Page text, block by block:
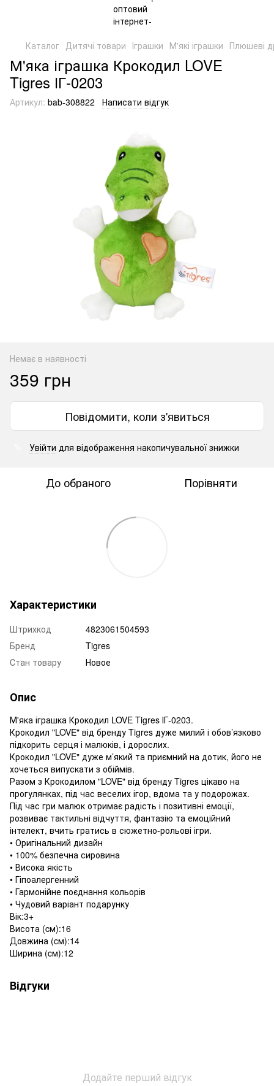
Каталог Дитячі товари Іграшки М'які іграшки Плюшеві
М'яка іграшка Крокодил LOVE
Tigres ІГ-0203
Артикул: bab-308822 Написати відгук
Немає в наявності
359 грн
Повідомити, коли з'явиться
Увійти для відображення накопичувальної знижки
До обраного Порівняти
Характеристики
Штрихкод
4823061504593
Бренд
Tigres
Стан товару
Новое
Опис
М'яка іграшка Крокодил LOVE Tigres ІГ-0203.
Крокодил "LOVE" від бренду Tigres дуже милий і обов’язково
підкорить серця і малюків, і дорослих.
Крокодил "LOVE" дуже м’який та приємний на дотик, його не
хочеться випускати з обіймів.
Разом з Крокодилом "LOVE" від бренду Tigres цікаво на
прогулянках, під час веселих ігор, вдома та у подорожах.
Під час гри малюк отримає радість і позитивні емоції,
розвиває тактильні відчуття, фантазію та емоційний
інтелект, вчить гратись в сюжетно-рольові ігри.
• Оригінальний дизайн
• 100% безпечна сировина
• Висока якість
• Гіпоалергенний
• Гармонійне поєднання кольорів
• Чудовий варіант подарунку
Вік:3+
Висота (cм):16
Довжина (cм):14
Ширина (cм):12
Відгуки
Додайте перший відгук